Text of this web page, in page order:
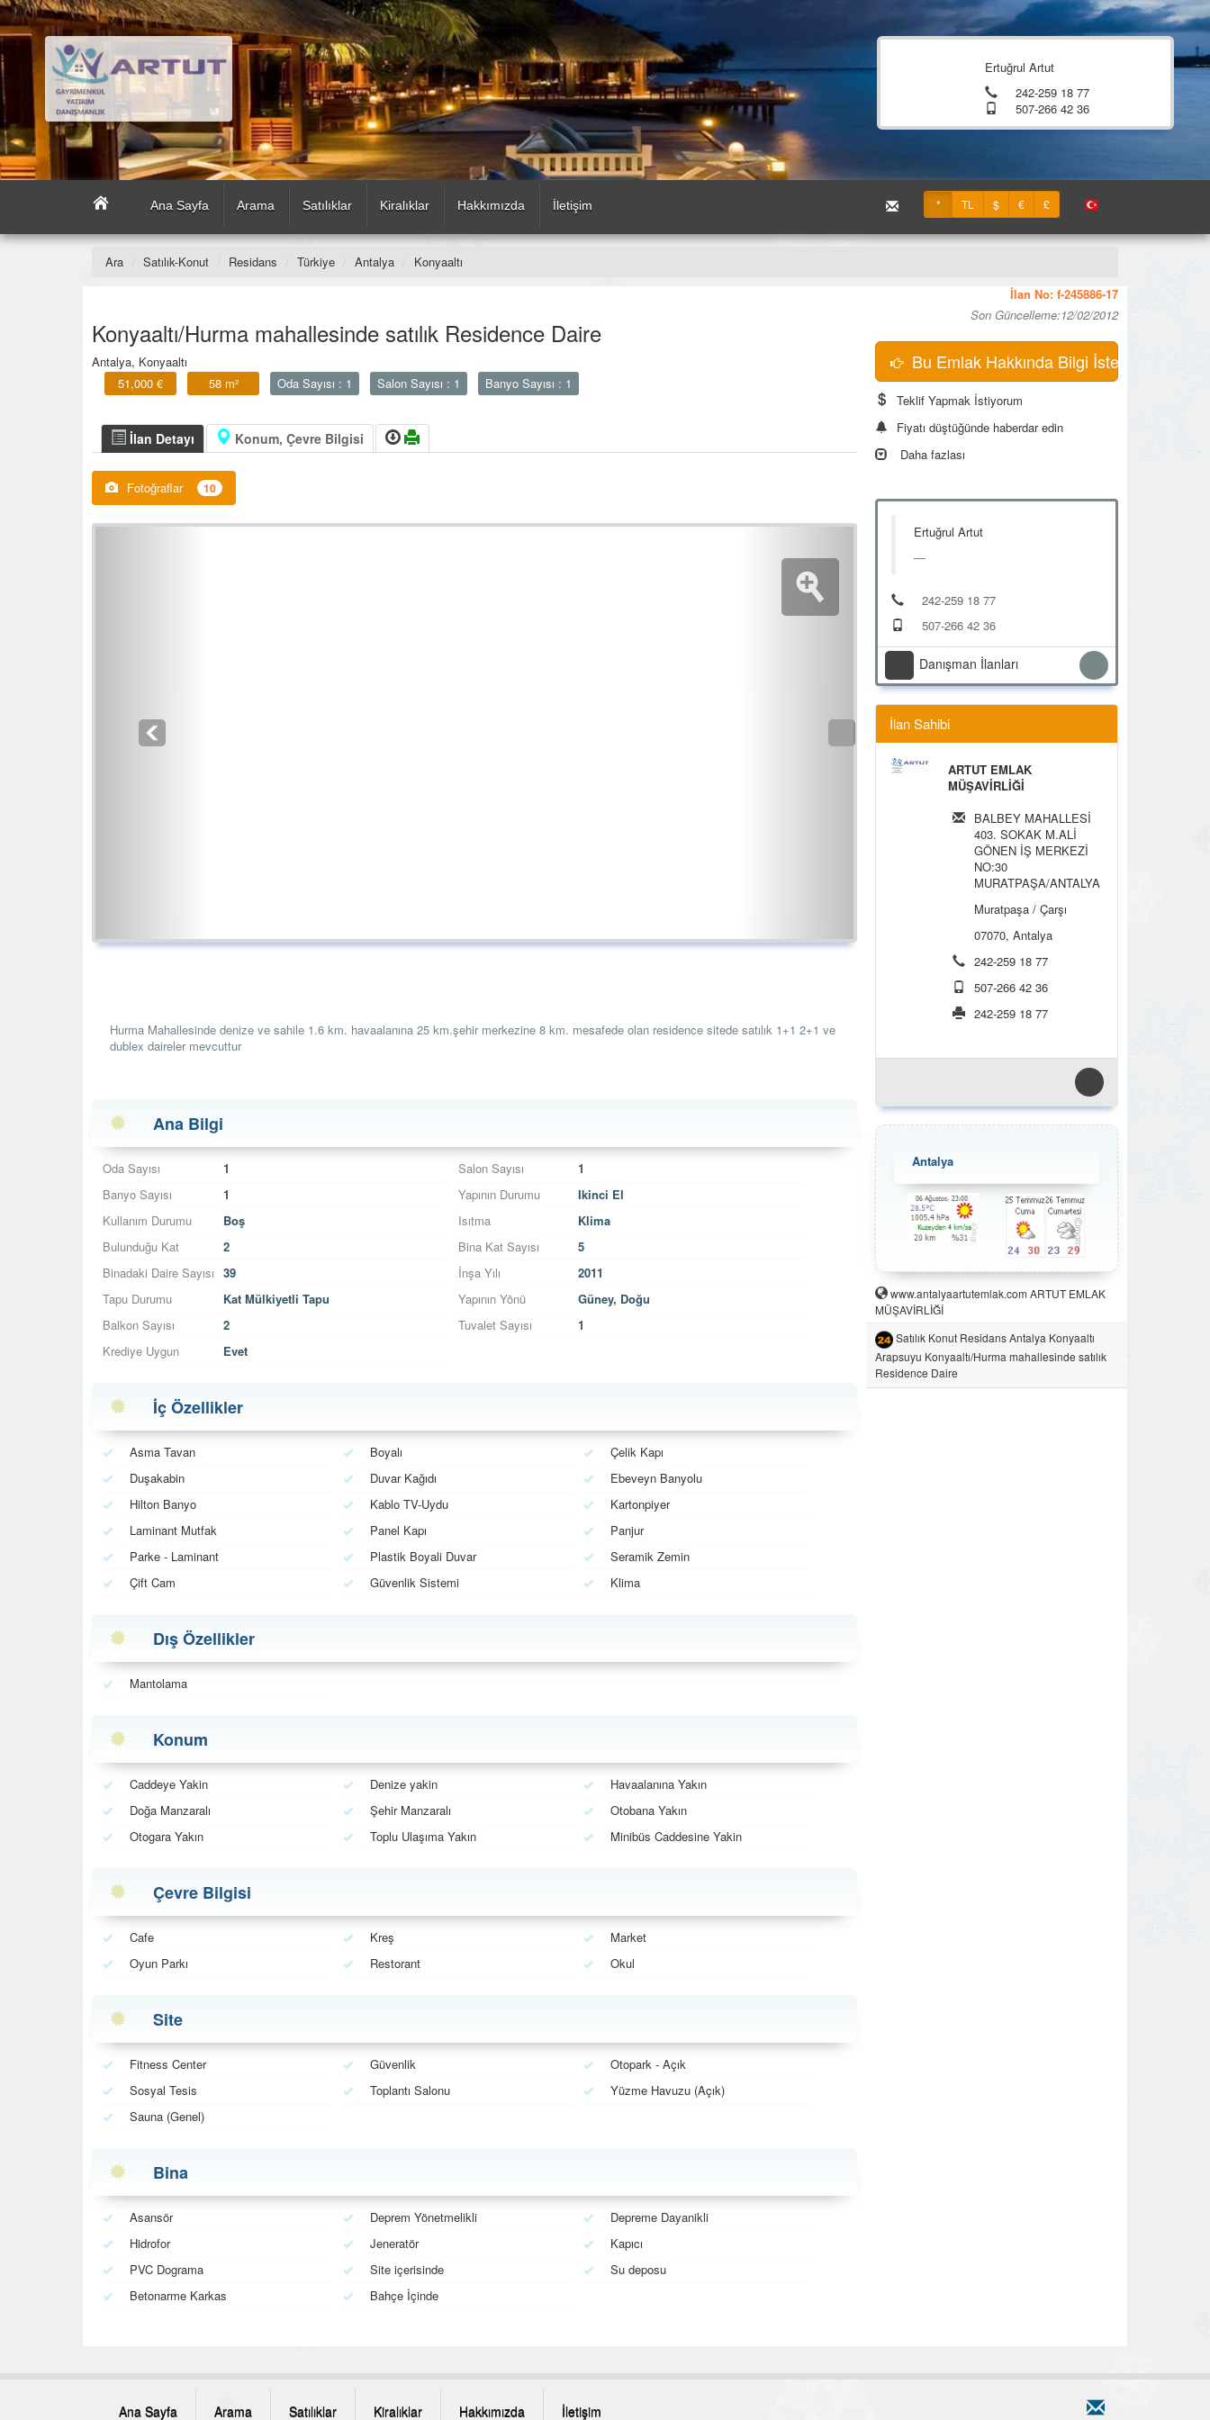
Ertuğrul Artut
242-259 18 77
507-266 42 36
Ana Sayfa Arama Satılıklar Kiralıklar Hakkımızda İletişim * TL $ € £
Ara Satılık-Konut Residans Türkiye Antalya Konyaaltı
Konyaaltı/Hurma mahallesinde satılık Residence Daire
Antalya, Konyaaltı
51,000 €
58 m² Oda Sayısı : 1 Salon Sayısı : 1 Banyo Sayısı : 1
İlan Detayı Konum, Çevre Bilgisi
Fotoğraflar 10
Hurma Mahallesinde denize ve sahile 1.6 km. havaalanına 25 km.şehir merkezine 8 km. mesafede olan residence sitede satılık 1+1 2+1 ve
dublex daireler mevcuttur
Ana Bilgi
Oda Sayısı 1 Salon Sayısı
1
Banyo Sayısı
1 Yapının Durumu
Ikinci El
Kullanım Durumu
Boş Isıtma
Klima
Bulunduğu Kat
2 Bina Kat Sayısı
5
Binadaki Daire Sayısı 39 İnşa Yılı
2011
Tapu Durumu
Kat Mülkiyetli Tapu Yapının Yönü
Güney, Doğu
Balkon Sayısı
2 Tuvalet Sayısı
1
Krediye Uygun
Evet
İç Özellikler
Asma Tavan Boyalı
Çelik Kapı
Duşakabin
Duvar Kağıdı
Ebeveyn Banyolu
Hilton Banyo
Kablo TV-Uydu
Kartonpiyer
Laminant Mutfak
Panel Kapı
Panjur
Parke - Laminant
Plastik Boyali Duvar
Seramik Zemin
Çift Cam
Güvenlik Sistemi Klima
Dış Özellikler
Mantolama
Konum
Caddeye Yakin Denize yakin
Havaalanına Yakın
Doğa Manzaralı
Şehir Manzaralı
Otobana Yakın
Otogara Yakın
Toplu Ulaşıma Yakın Minibüs Caddesine Yakin
Çevre Bilgisi
Cafe Kreş
Market
Oyun Parkı
Restorant Okul
Site
Fitness Center Güvenlik
Otopark - Açık
Sosyal Tesis
Toplantı Salonu
Yüzme Havuzu (Açık)
Sauna (Genel)
Bina
Asansör Deprem Yönetmelikli
Depreme Dayanikli
Hidrofor
Jeneratör
Kapıcı
PVC Dograma
Site içerisinde
Su deposu
Betonarme Karkas
Bahçe İçinde
İlan No: f-245886-17
Son Güncelleme:12/02/2012
Bu Emlak Hakkında Bilgi İste
Teklif Yapmak İstiyorum
Fiyatı düştüğünde haberdar edin
Daha fazlası
Ertuğrul Artut
242-259 18 77
507-266 42 36
Danışman İlanları
İlan Sahibi
ARTUT EMLAK
MÜŞAVİRLİĞİ
BALBEY MAHALLESİ
403. SOKAK M.ALİ
GÖNEN İŞ MERKEZİ
NO:30
MURATPAŞA/ANTALYA
Muratpaşa / Çarşı
07070, Antalya
242-259 18 77
507-266 42 36
242-259 18 77
Antalya
www.antalyaartutemlak.com ARTUT EMLAK
MÜŞAVİRLİĞİ
Satılık Konut Residans Antalya Konyaaltı
Arapsuyu Konyaaltı/Hurma mahallesinde satılık
Residence Daire
Ana Sayfa Arama Satılıklar Kiralıklar Hakkımızda İletişim